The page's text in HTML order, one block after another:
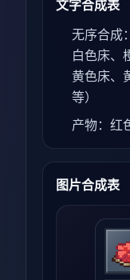
文字合成表
无序合成
白色床、
黄色床、
等）
产物：红
图片合成表